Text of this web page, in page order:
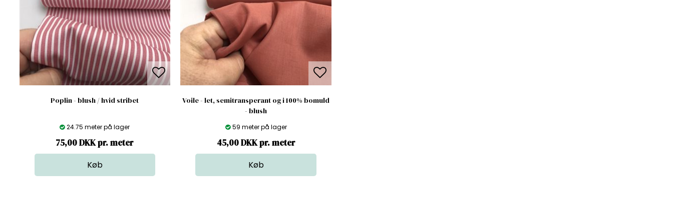
Poplin - blush / hvid stribet
24.75 meter på lager
75,00 DKK pr. meter
Voile - let, semitransperant og i 100% bomuld
- blush
59 meter på lager
45,00 DKK pr. meter